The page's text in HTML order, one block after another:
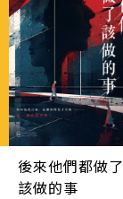
後來他們都做了
該做的事